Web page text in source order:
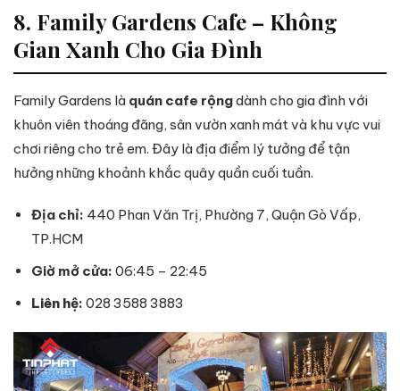
8. Family Gardens Cafe – Không
Gian Xanh Cho Gia Đình
Family Gardens là quán cafe rộngdành cho gia đình với
khuôn viên thoáng đãng, sân vườn xanh mát và khu vực vui
chơi riêng cho trẻ em. Đây là địa điểm lý tưởng để tận
hưởng những khoảnh khắc quây quần cuối tuần.
Địa chỉ: 440 Phan Văn Trị, Phường 7, Quận Gò Vấp,
TP.HCM
Giờ mở cửa: 06:45 – 22:45
Liên hệ: 028 3588 3883